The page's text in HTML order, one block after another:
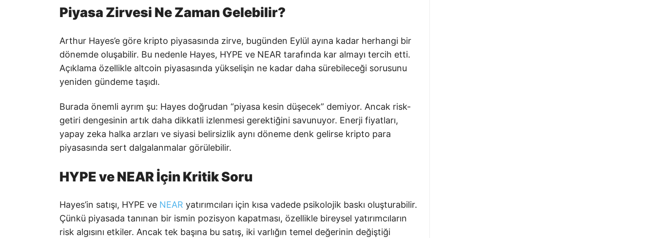
Piyasa Zirvesi Ne Zaman Gelebilir?
Arthur Hayes’e göre kripto piyasasında zirve, bugünden Eylül ayına kadar herhangi bir
dönemde oluşabilir. Bu nedenle Hayes, HYPE ve NEAR tarafında kar almayı tercih etti.
Açıklama özellikle altcoin piyasasında yükselişin ne kadar daha sürebileceği sorusunu
yeniden gündeme taşıdı.
Burada önemli ayrım şu: Hayes doğrudan “piyasa kesin düşecek” demiyor. Ancak risk-
getiri dengesinin artık daha dikkatli izlenmesi gerektiğini savunuyor. Enerji fiyatları,
yapay zeka halka arzları ve siyasi belirsizlik aynı döneme denk gelirse kripto para
piyasasında sert dalgalanmalar görülebilir.
HYPE ve NEAR İçin Kritik Soru
Hayes’in satışı, HYPE ve NEAR yatırımcıları için kısa vadede psikolojik baskı oluşturabilir.
Çünkü piyasada tanınan bir ismin pozisyon kapatması, özellikle bireysel yatırımcıların
risk algısını etkiler. Ancak tek başına bu satış, iki varlığın temel değerinin değiştiği